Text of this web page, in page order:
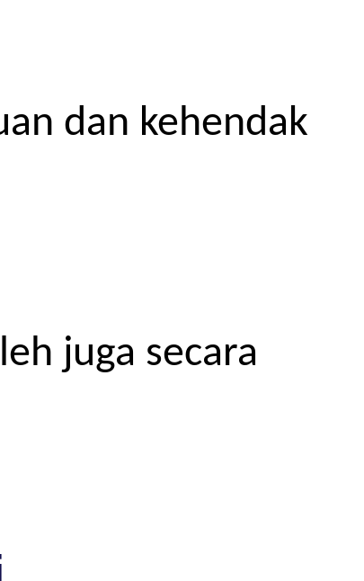
dan kehendak
juga secara